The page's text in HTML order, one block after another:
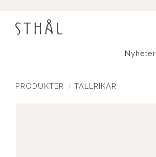
Nyheter
PRODUKTER TALLRIKAR